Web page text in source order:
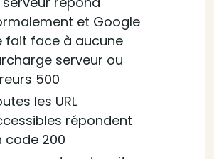
et Google
fait face à aucune
serveur ou
500
les URL
répondent
code 200